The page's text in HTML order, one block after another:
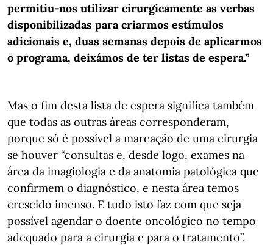
permitiu-nos utilizar cirurgicamente as verbas
disponibilizadas para criarmos estímulos
adicionais e, duas semanas depois de aplicarmos
o programa, deixámos de ter listas de espera.”
Mas o fim desta lista de espera significa também
que todas as outras áreas corresponderam,
porque só é possível a marcação de uma cirurgia
se houver “consultas e, desde logo, exames na
área da imagiologia e da anatomia patológica que
confirmem o diagnóstico, e nesta área temos
crescido imenso. E tudo isto faz com que seja
possível agendar o doente oncológico no tempo
adequado para a cirurgia e para o tratamento”.